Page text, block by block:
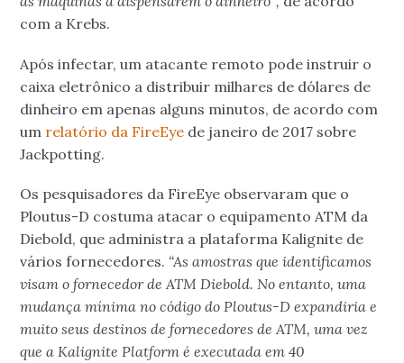
com a Krebs.
Após infectar, um atacante remoto pode instruir o
caixa eletrônico a distribuir milhares de dólares de
dinheiro em apenas alguns minutos, de acordo com
um relatório da FireEye de janeiro de 2017 sobre
Jackpotting.
Os pesquisadores da FireEye observaram que o
Ploutus-D costuma atacar o equipamento ATM da
Diebold, que administra a plataforma Kalignite de
vários fornecedores. “As amostras que identificamos
visam o fornecedor de ATM Diebold. No entanto, uma
mudança mínima no código do Ploutus-D expandiria e
muito seus destinos de fornecedores de ATM, uma vez
que a Kalignite Platform é executada em 40